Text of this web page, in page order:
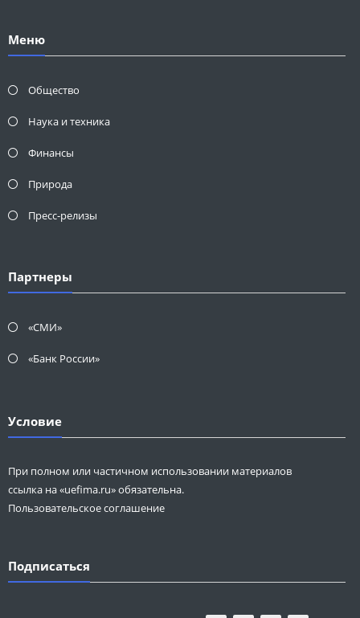
Меню
Общество
Наука и техника
Финансы
Природа
Пресс-релизы
Партнеры
«СМИ»
«Банк России»
Условие
При полном или частичном использовании материалов
ссылка на «uefima.ru» обязательна.
Пользовательское соглашение
Подписаться